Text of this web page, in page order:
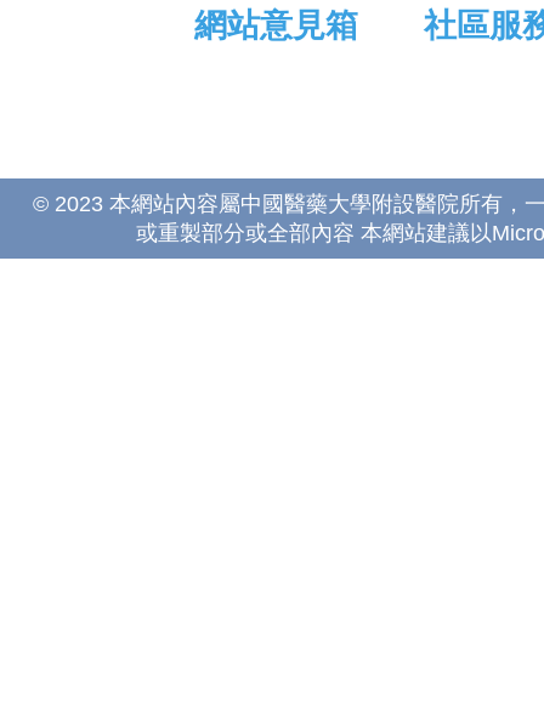
網站意見箱 社區服
© 2023 本網站內容屬中國醫藥大學附設醫院所有，
或重製部分或全部內容 本網站建議以